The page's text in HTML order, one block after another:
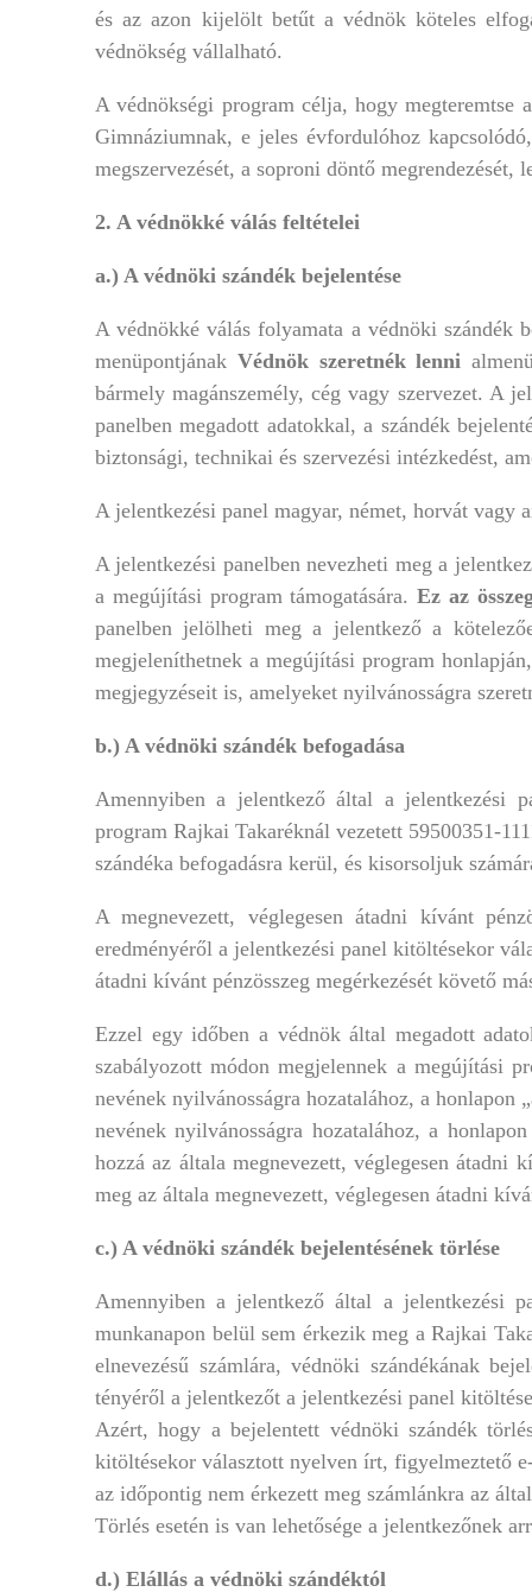
és az azon kijelölt betűt a védnök köteles
védnökség vállalható.
A védnökségi program célja, hogy megteremtse
Gimnáziumnak, e jeles évfordulóhoz
megszervezését, a soproni döntő megrendezését,
2. A védnökké válás feltételei
a.) A védnöki szándék bejelentése
A védnökké válás folyamata a védnöki szándék
menüpontjának Védnök szeretnék lenni
bármely magánszemély, cég vagy szervezet. A
panelben megadott adatokkal, a szándék
biztonsági, technikai és szervezési intézkedést,
A jelentkezési panel magyar, német, horvát vagy
A jelentkezési panelben nevezheti meg a
a megújítási program támogatására.Ez az
panelben jelölheti meg a jelentkező a
megjeleníthetnek a megújítási program
megjegyzéseit is, amelyeket nyilvánosságra
b.) A védnöki szándék befogadása
Amennyiben a jelentkező által a jelentkezési
program Rajkai Takaréknál vezetett 59500351-
szándéka befogadásra kerül, és kisorsoljuk
A megnevezett, véglegesen átadni kívánt
eredményéről a jelentkezési panel kitöltésekor
átadni kívánt pénzösszeg megérkezését követő
Ezzel egy időben a védnök által megadott
szabályozott módon megjelennek a megújítási
nevének nyilvánosságra hozatalához, a
nevének nyilvánosságra hozatalához, a
hozzá az általa megnevezett, véglegesen átadni
meg az általa megnevezett, véglegesen átadni
c.) A védnöki szándék bejelentésének törlése
Amennyiben a jelentkező által a jelentkezési
munkanapon belül sem érkezik meg a Rajkai
elnevezésű számlára, védnöki szándékának
tényéről a jelentkezőt a jelentkezési panel
Azért, hogy a bejelentett védnöki szándék
kitöltésekor választott nyelven írt, figyelmeztető
az időpontig nem érkezett meg számlánkra az
Törlés esetén is van lehetősége a jelentkezőnek
d.) Elállás a védnöki szándéktól